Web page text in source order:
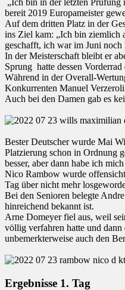
„Ich bin in der letzten Prüfung
bereit 2019 Europameister
Auf dem dritten Platz in der
ins Ziel kam: „Ich bin ziemlich
geschafft, ich war im Juni
In der Meisterschaft bleibt er
Sprung hatte dessen
Während in der Overall-
Konkurrenten Manuel
Auch bei den Damen gab es
Bester Deutscher wurde Mai
Platzierung schon in Ordnung
besser, aber dann habe ich
Nico Rambow wurde
Tag über nicht mehr
Bei den Senioren belegte
hinreichend bekannt ist.
Arne Domeyer fiel aus, weil
völlig verfahren hatte und dann
unbemerkterweise auch den
Ergebnisse 1. Tag